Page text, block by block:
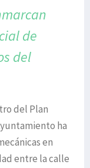
de
del
del Plan
ha
en
entre la calle